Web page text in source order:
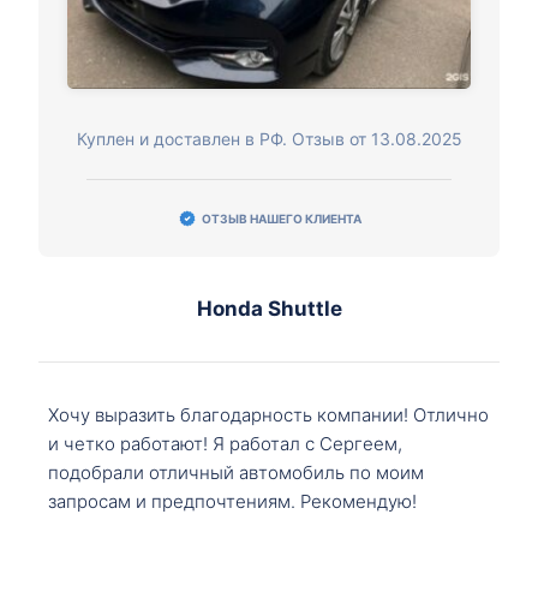
Куплен и доставлен в РФ. Отзыв от 13.08.2025
ОТЗЫВ НАШЕГО КЛИЕНТА
Honda Shuttle
Хочу выразить благодарность компании! Отлично
и четко работают! Я работал с Сергеем,
подобрали отличный автомобиль по моим
запросам и предпочтениям. Рекомендую!